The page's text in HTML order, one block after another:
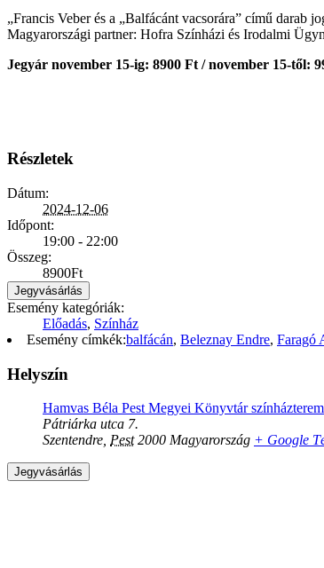
„Francis Veber és a „Balfácánt vacsorára” című darab
Magyarországi partner: Hofra Színházi és Irodalmi
Jegyár november 15-ig: 8900 Ft / november 15-től:
Részletek
Dátum:
2024-12-06
Időpont:
19:00 - 22:00
Összeg:
8900Ft
Jegyvásárlás
Esemény kategóriák:
Előadás, Színház
Esemény címkék:balfácán, Beleznay Endre, Faragó
Helyszín
Hamvas Béla Pest Megyei Könyvtár színházterem
Pátriárka utca 7.
Szentendre, Pest 2000 Magyarország + Google
Jegyvásárlás